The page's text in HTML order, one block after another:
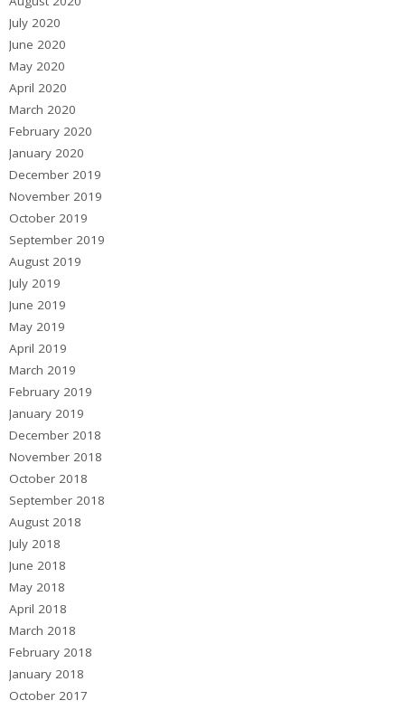
July 2020
June 2020
May 2020
April 2020
March 2020
February 2020
January 2020
December 2019
November 2019
October 2019
September 2019
August 2019
July 2019
June 2019
May 2019
April 2019
March 2019
February 2019
January 2019
December 2018
November 2018
October 2018
September 2018
August 2018
July 2018
June 2018
May 2018
April 2018
March 2018
February 2018
January 2018
October 2017